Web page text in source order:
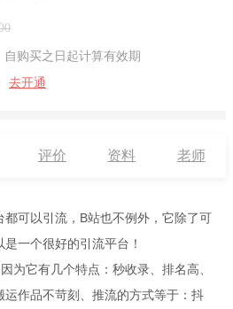
自购买之日起计算有效期
去开通
评价 资料 老师
可以引流，B站也不例外，它除了可
一个很好的引流平台！
为它有几个特点：秒收录、排名高、
作品不苛刻、推流的方式等于：抖